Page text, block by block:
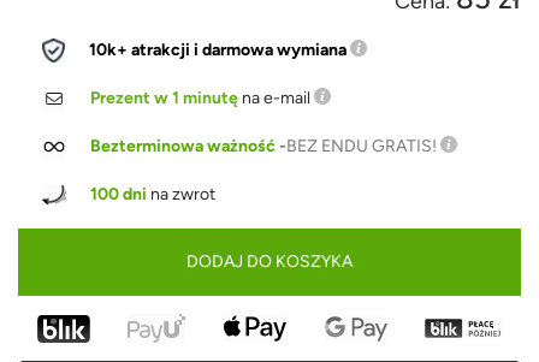
10k+ atrakcji i darmowa wymiana
Prezent w 1 minutę na e-mail
Bezterminowa ważność-BEZ ENDU GRATIS!
100 dni na zwrot
DODAJ DO KOSZYKA